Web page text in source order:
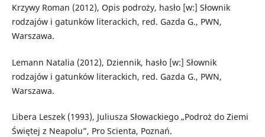
Krzywy Roman (2012), Opis podroży, hasło [w:] Słownik
rodzajów i gatunków literackich, red. Gazda G., PWN,
Warszawa.
Lemann Natalia (2012), Dziennik, hasło [w:] Słownik
rodzajów i gatunków literackich, red. Gazda G., PWN,
Warszawa.
Libera Leszek (1993), Juliusza Słowackiego „Podroż do Ziemi
Świętej z Neapolu”, Pro Scienta, Poznań.